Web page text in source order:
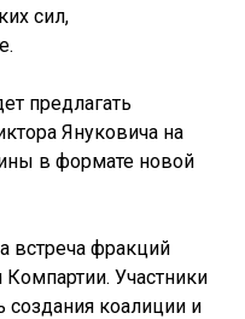
сил,
предлагать
Януковича на
в формате новой
встреча фракций
Участники
создания коалиции и